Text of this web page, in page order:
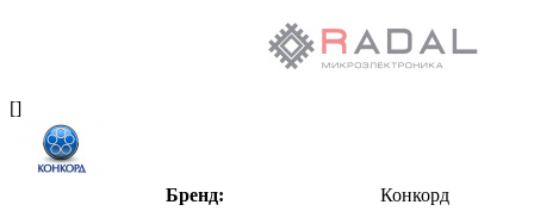
[]
Бренд:
Конкорд